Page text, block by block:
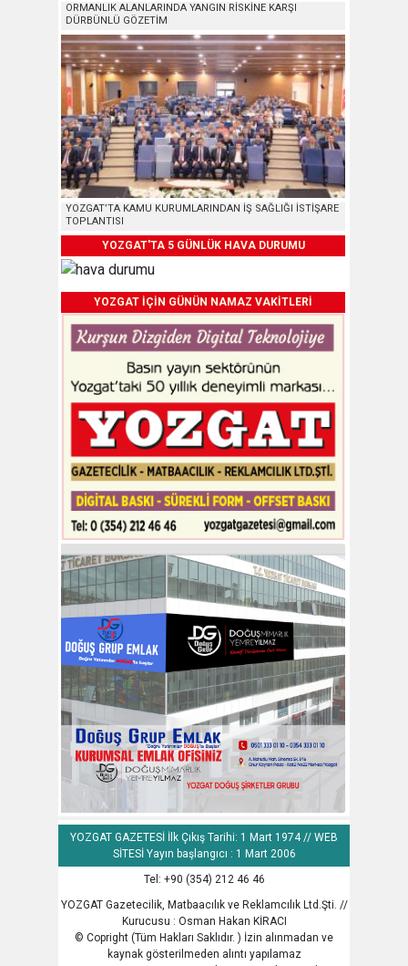
ORMANLIK ALANLARINDA YANGIN RİSKİNE KARŞI
DÜRBÜNLÜ GÖZETİM
YOZGAT’TA KAMU KURUMLARINDAN İŞ SAĞLIĞI İSTİŞARE
TOPLANTISI
YOZGAT'TA 5 GÜNLÜK HAVA DURUMU
YOZGAT İÇİN GÜNÜN NAMAZ VAKİTLERİ
YOZGAT GAZETESİ İlk Çıkış Tarihi: 1 Mart 1974 // WEB
SİTESİ Yayın başlangıcı : 1 Mart 2006
Tel: +90 (354) 212 46 46
YOZGAT Gazetecilik, Matbaacılık ve Reklamcılık Ltd.Şti. //
Kurucusu : Osman Hakan KİRACI
© Copright (Tüm Hakları Saklıdır. ) İzin alınmadan ve
kaynak gösterilmeden alıntı yapılamaz